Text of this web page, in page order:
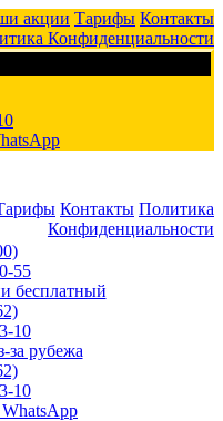
акции Тарифы Контакты
Конфиденциальности
Контакты Политика
Конфиденциальности
55
бесплатный
10
за рубежа
10